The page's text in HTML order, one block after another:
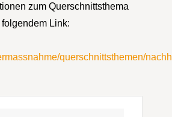
zum Querschnittsthema
Link:
querschnittsthemen/